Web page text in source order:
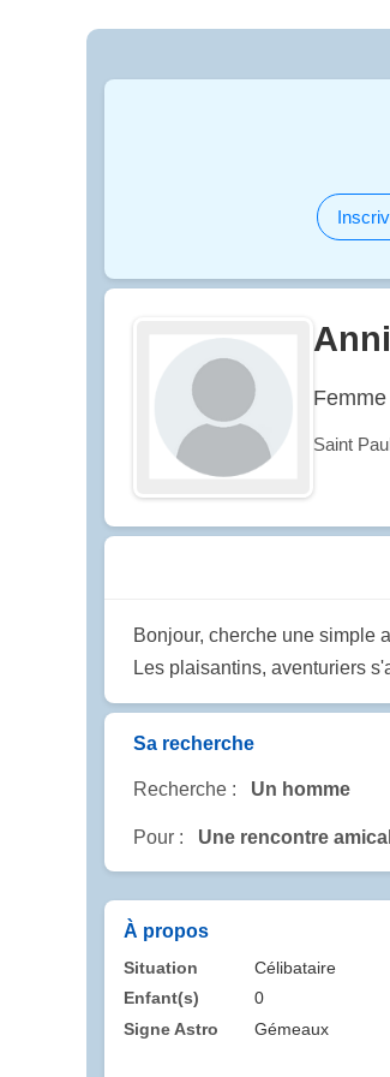
Saint
Bonjour, cherche une simple
Les plaisantins, aventuriers
Sa recherche
Recherche : Un homme
Pour : Une rencontre
À propos
Situation
Célibataire
Enfant(s)
0
Signe Astro
Gémeaux